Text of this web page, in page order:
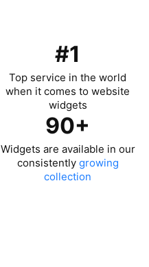
#1
Top service in the world
when it comes to website
widgets
90+
Widgets are available in our
consistently growing
collection